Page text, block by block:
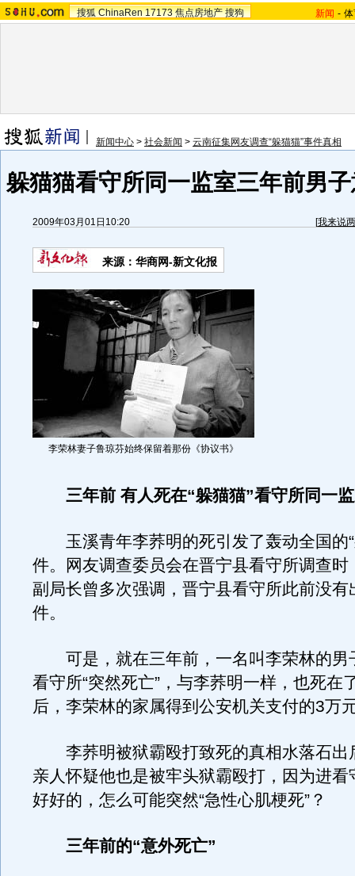
搜狐 ChinaRen 17173 焦点房地产 搜狗 新闻 -
新闻中心 > 社会新闻 > 云南征集网友调查“躲猫猫”事件真相
躲猫猫看守所同一监室三年前男
2009年03月01日10:20 [我来说
来源：华商网-新文化报
李荣林妻子鲁琼芬始终保留着那份《协议书》
三年前 有人死在“躲猫猫”看守所同一
玉溪青年李荞明的死引发了轰动全国的
件。网友调查委员会在晋宁县看守所调查时
副局长曾多次强调，晋宁县看守所此前没有
件。
可是，就在三年前，一名叫李荣林的男
看守所“突然死亡”，与李荞明一样，也死在
后，李荣林的家属得到公安机关支付的3万
李荞明被狱霸殴打致死的真相水落石出
亲人怀疑他也是被牢头狱霸殴打，因为进看
好好的，怎么可能突然“急性心肌梗死”？
三年前的“意外死亡”